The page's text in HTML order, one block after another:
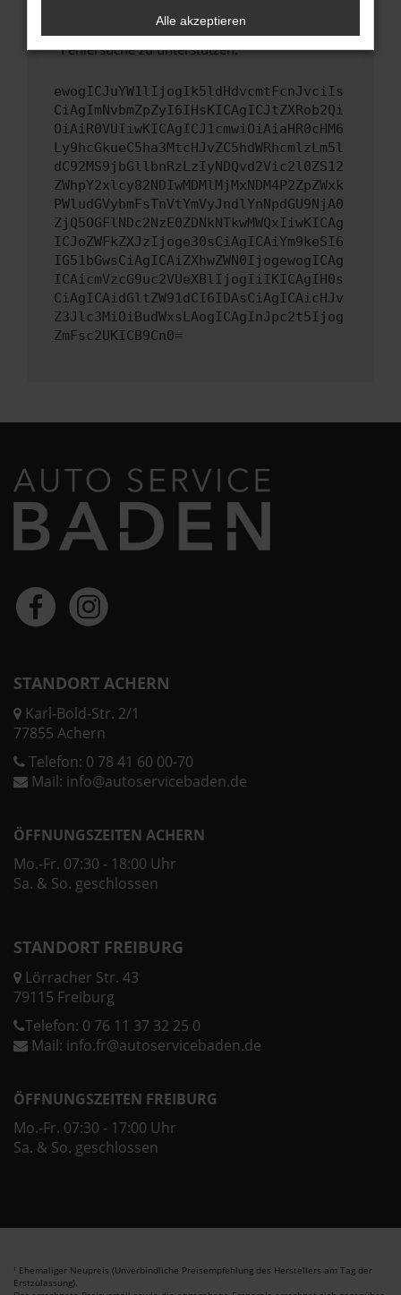
uns diesen Text schicken, um uns bei der
Fehlersuche zu unterstützen:
ewogICJuYW1lIjogIk5ldHdvcmtFcnJvciIs
CiAgImNvbmZpZyI6IHsKICAgICJtZXRob2Qi
OiAiR0VUIiwKICAgICJ1cmwiOiAiaHR0cHM6
Ly9hcGkueC5ha3MtcHJvZC5hdWRhcmlzLm5l
dC92MS9jbGllbnRzLzIyNDQvd2Vic2l0ZS12
ZWhpY2xlcy82NDIwMDMlMjMxNDM4P2ZpZWxk
PWludGVybmFsTnVtYmVyJndlYnNpdGU9NjA0
ZjQ5OGFlNDc2NzE0ZDNkNTkwMWQxIiwKICAg
ICJoZWFkZXJzIjoge30sCiAgICAiYm9keSI6
IG51bGwsCiAgICAiZXhwZWN0IjogewogICAg
ICAicmVzcG9uc2VUeXBlIjogIiIKICAgIH0s
CiAgICAidGltZW91dCI6IDAsCiAgICAicHJv
Z3Jlc3MiOiBudWxsLAogICAgInJpc2t5Ijog
ZmFsc2UKICB9Cn0=
STANDORT ACHERN
Karl-Bold-Str. 2/1
77855 Achern
Telefon: 0 78 41 60 00-70
Mail: info@autoservicebaden.de
ÖFFNUNGSZEITEN ACHERN
Mo.-Fr. 07:30 - 18:00 Uhr
Sa. & So. geschlossen
STANDORT FREIBURG
Lörracher Str. 43
79115 Freiburg
Telefon: 0 76 11 37 32 25 0
Mail: info.fr@autoservicebaden.de
ÖFFNUNGSZEITEN FREIBURG
Mo.-Fr. 07:30 - 17:00 Uhr
Sa. & So. geschlossen
1 Ehemaliger Neupreis (Unverbindliche Preisempfehlung des Herstellers am Tag der
Erstzulassung).
Alle akzeptieren